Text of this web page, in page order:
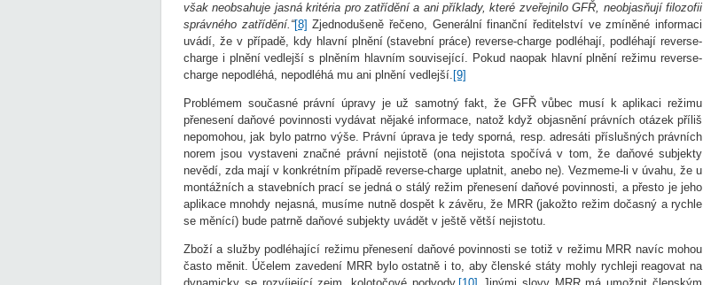
však neobsahuje jasná kritéria pro zatřídění a ani příklady, které zveřejnilo GFŘ, neobjasňují filozofii
správného zatřídění.“[8] Zjednodušeně řečeno, Generální finanční ředitelství ve zmíněné informaci
uvádí, že v případě, kdy hlavní plnění (stavební práce) reverse-charge podléhají, podléhají reverse-
charge i plnění vedlejší s plněním hlavním související. Pokud naopak hlavní plnění režimu reverse-
charge nepodléhá, nepodléhá mu ani plnění vedlejší. [9]
Problémem současné právní úpravy je už samotný fakt, že GFŘ vůbec musí k aplikaci režimu
přenesení daňové povinnosti vydávat nějaké informace, natož když objasnění právních otázek příliš
nepomohou, jak bylo patrno výše. Právní úprava je tedy sporná, resp. adresáti příslušných právních
norem jsou vystaveni značné právní nejistotě (ona nejistota spočívá v tom, že daňové subjekty
nevědí, zda mají v konkrétním případě reverse-charge uplatnit, anebo ne). Vezmeme-li v úvahu, že u
montážních a stavebních prací se jedná o stálý režim přenesení daňové povinnosti, a přesto je jeho
aplikace mnohdy nejasná, musíme nutně dospět k závěru, že MRR (jakožto režim dočasný a rychle
se měnící) bude patrně daňové subjekty uvádět v ještě větší nejistotu.
Zboží a služby podléhající režimu přenesení daňové povinnosti se totiž v režimu MRR navíc mohou
často měnit. Účelem zavedení MRR bylo ostatně i to, aby členské státy mohly rychleji reagovat na